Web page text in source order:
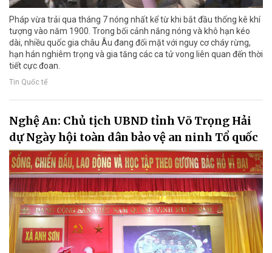
Pháp vừa trải qua tháng 7 nóng nhất kể từ khi bắt đầu thống kê khí
tượng vào năm 1900. Trong bối cảnh nắng nóng và khô hạn kéo
dài, nhiều quốc gia châu Âu đang đối mặt với nguy cơ cháy rừng,
hạn hán nghiêm trọng và gia tăng các ca tử vong liên quan đến thời
tiết cực đoan.
Tin Quốc tế
Nghệ An: Chủ tịch UBND tỉnh Võ Trọng Hải
dự Ngày hội toàn dân bảo vệ an ninh Tổ quốc